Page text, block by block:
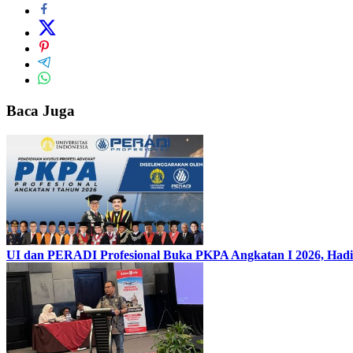
Baca Juga
UI dan PERADI Profesional Buka PKPA Angkatan I 2026,